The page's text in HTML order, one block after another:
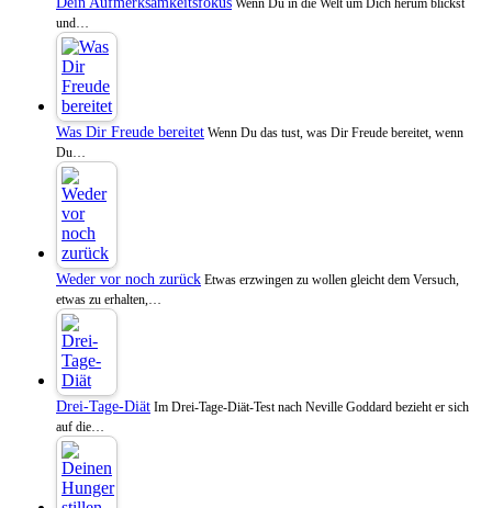
Wenn Du in die Welt um Dich herum blickst
und…
Was Dir Freude bereitet Wenn Du das tust, was Dir Freude bereitet, wenn
Du…
Weder vor noch zurück Etwas erzwingen zu wollen gleicht dem Versuch,
etwas zu erhalten,…
Drei-Tage-Diät Im Drei-Tage-Diät-Test nach Neville Goddard bezieht er sich
auf die…